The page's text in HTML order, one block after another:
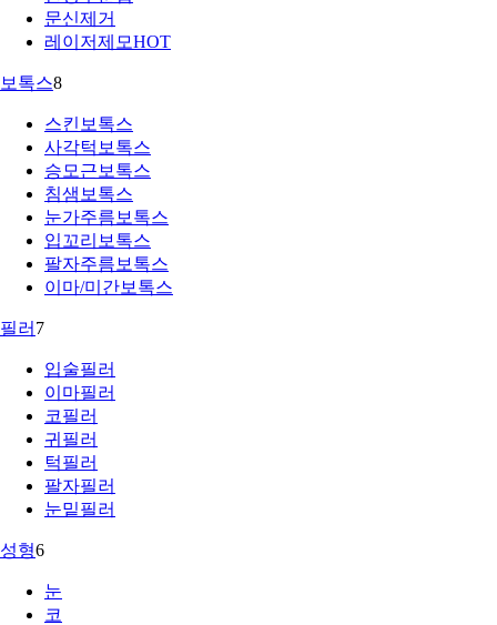
문신제거
레이저제모HOT
보톡스8
스킨보톡스
사각턱보톡스
승모근보톡스
침샘보톡스
눈가주름보톡스
입꼬리보톡스
팔자주름보톡스
이마/미간보톡스
필러 7
입술필러
이마필러
코필러
귀필러
턱필러
팔자필러
눈밑필러
성형6
눈
코